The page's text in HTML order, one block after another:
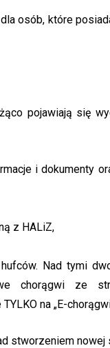
osób, które
pojawiają się
i dokumenty
z HALiZ,
Nad tymi
chorągwi ze
na „E-
stworzeniem nowej